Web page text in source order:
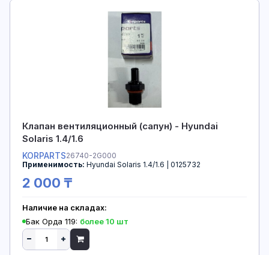
Клапан вентиляционный (сапун) - Hyundai
Solaris 1.4/1.6
KORPARTS26740-2G000
Применимость: Hyundai Solaris 1.4/1.6 | 0125732
2 000 ₸
Наличие на складах:
Бак Орда 119: более 10 шт